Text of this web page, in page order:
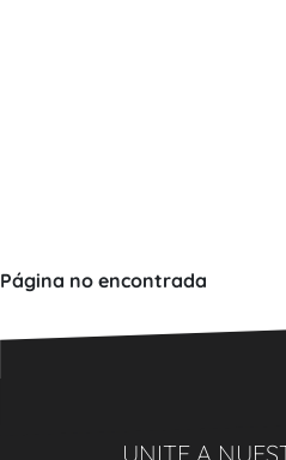
Página no encontrada
UNITE A